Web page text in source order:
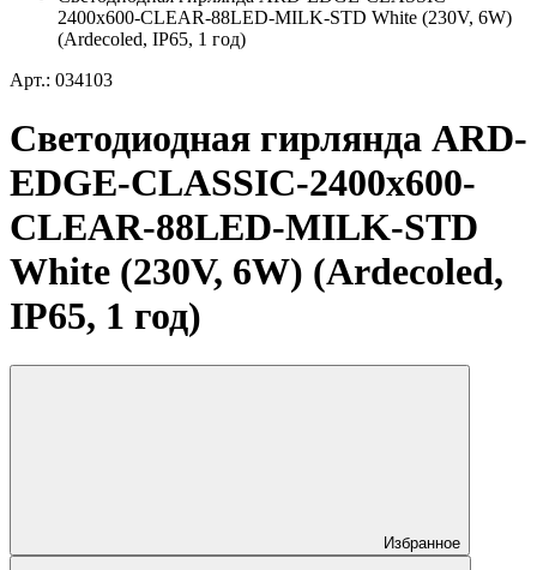
2400x600-CLEAR-88LED-MILK-STD White (230V, 6W)
(Ardecoled, IP65, 1 год)
Арт.: 034103
Светодиодная гирлянда ARD-
EDGE-CLASSIC-2400x600-
CLEAR-88LED-MILK-STD
White (230V, 6W) (Ardecoled,
IP65, 1 год)
Избранное